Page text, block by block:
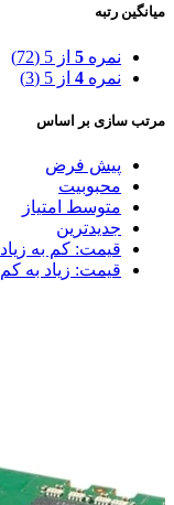
میانگین رتبه
نمره 5 از 5
(72)
نمره 4 از 5 (3)
مرتب سازی بر اساس
پیش فرض
محبوبیت
متوسط امتیاز
جدیدترین
قیمت: کم به زیاد
قیمت: زیاد به کم